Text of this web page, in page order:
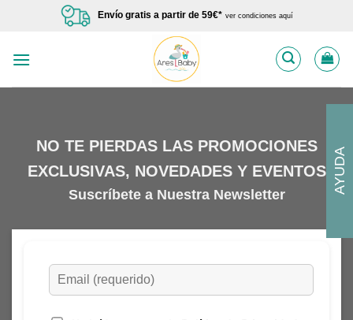
Envío gratis a partir de 59€* ver condiciones aquí
NO TE PIERDAS LAS PROMOCIONES
EXCLUSIVAS, NOVEDADES Y EVENTOS
Suscríbete a Nuestra Newsletter AYUDA